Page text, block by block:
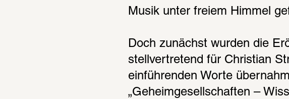
Musik unter freiem Himmel
Doch zunächst wurden die
stellvertretend für Christian
einführenden Worte
„Geheimgesellschaften –